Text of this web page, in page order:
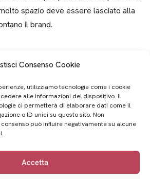
Consenso Cookie
utilizziamo tecnologie come i cookie
alle informazioni del dispositivo. Il
ci permetterà di elaborare dati come il
o ID unici su questo sito. Non
può influire negativamente su alcune
Accetta
spazio deve essere lasciato alla
il brand.
5 Successivo »
cataloghi - Social media
- Web Design